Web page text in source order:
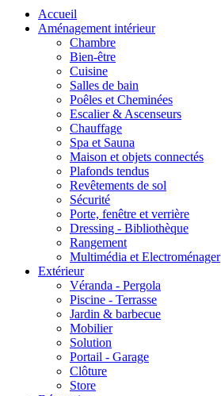
Accueil
Aménagement intérieur
Chambre
Bien-être
Cuisine
Salles de bain
Poêles et Cheminées
Escalier & Ascenseurs
Chauffage
Spa et Sauna
Maison et objets connectés
Plafonds tendus
Revêtements de sol
Sécurité
Porte, fenêtre et verrière
Dressing - Bibliothèque
Rangement
Multimédia et Electroménager
Extérieur
Véranda - Pergola
Piscine - Terrasse
Jardin & barbecue
Mobilier
Solution
Portail - Garage
Clôture
Store